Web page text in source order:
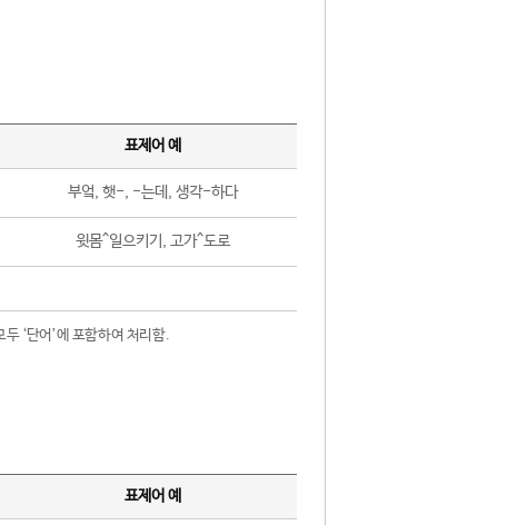
표제어 예
부엌, 햇-, -는데, 생각-하다
윗몸^일으키기, 고가^도로
‘단어’에 포함하여 처리함.
표제어 예